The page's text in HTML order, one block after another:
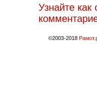
Узнайте
©2003-2018